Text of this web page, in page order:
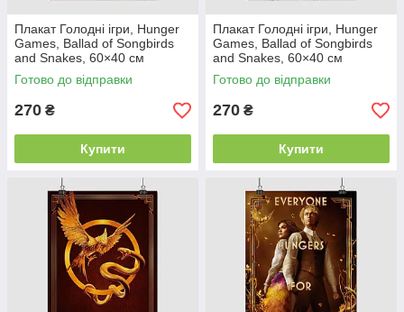
Плакат Голодні ігри, Hunger
Games, Ballad of Songbirds
and Snakes, 60×40 см
Готово до відправки
270 ₴
Купити
Плакат Голодні ігри, Hunger
Games, Ballad of Songbirds
and Snakes, 60×40 см
Готово до відправки
270 ₴
Купити